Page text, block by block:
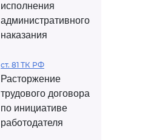
исполнения
административного
наказания
ст. 81 ТК РФ
Расторжение
трудового договора
по инициативе
работодателя